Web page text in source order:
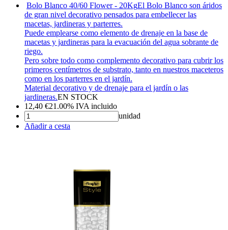
Bolo Blanco 40/60 Flower - 20KgEl Bolo Blanco son áridos
de gran nivel decorativo pensados para embellecer las
macetas, jardineras y parterres.
Puede emplearse como elemento de drenaje en la base de
macetas y jardineras para la evacuación del agua sobrante de
riego.
Pero sobre todo como complemento decorativo para cubrir los
primeros centímetros de substrato, tanto en nuestros maceteros
como en los parterres en el jardín.
Material decorativo y de drenaje para el jardín o las
jardineras.EN STOCK
12,40 €21.00% IVA incluido
unidad
Añadir a cesta